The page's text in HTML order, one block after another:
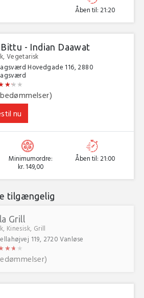
Åben til: 21:20
Bittu - Indian Daawat
Vegetarisk
Hovedgade 116, 2880
★★★
★★★
nu
Minimumordre:
kr. 149,00
Åben til: 21:00
tilgængelig
Grill
Kinesisk, Grill
119, 2720 Vanløse
★★ ★
★★ ★